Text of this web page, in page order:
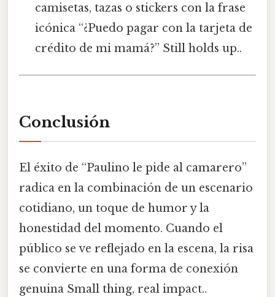
camisetas, tazas o stickers con la frase
icónica “¿Puedo pagar con la tarjeta de
crédito de mi mamá?” Still holds up..
Conclusión
El éxito de “Paulino le pide al camarero”
radica en la combinación de un escenario
cotidiano, un toque de humor y la
honestidad del momento. Cuando el
público se ve reflejado en la escena, la risa
se convierte en una forma de conexión
genuina Small thing, real impact..